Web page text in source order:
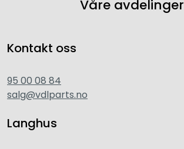
Våre avdelinger
Kontakt oss
95 00 08 84
salg@vdlparts.no
Langhus